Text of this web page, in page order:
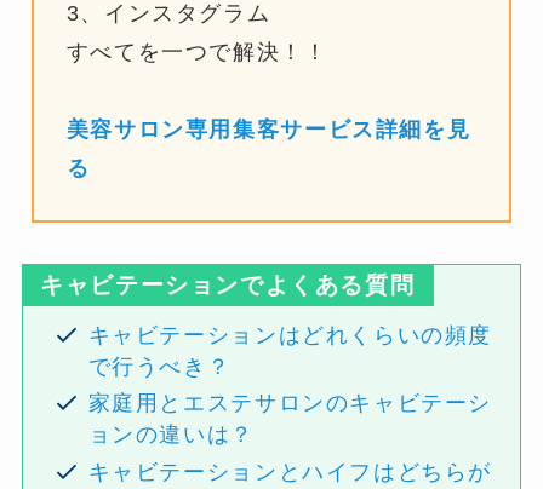
3、インスタグラム
すべてを一つで解決！！
美容サロン専用集客サービス詳細を見
る
キャビテーションでよくある質問
キャビテーションはどれくらいの頻度
で行うべき？
家庭用とエステサロンのキャビテーシ
ョンの違いは？
キャビテーションとハイフはどちらが